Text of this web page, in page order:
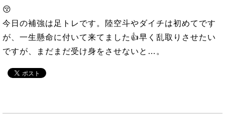
😚
今日の補強は足トレです。陸空斗やダイチは初めてです
が、一生懸命に付いて来てました👍早く乱取りさせたい
ですが、まだまだ受け身をさせないと…。